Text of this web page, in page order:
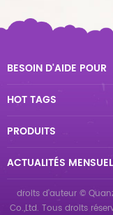
BESOIN D'AIDE POUR
HOT TAGS
PRODUITS
ACTUALITÉS
droits d'auteur ©
Co.,Ltd. Tous droits